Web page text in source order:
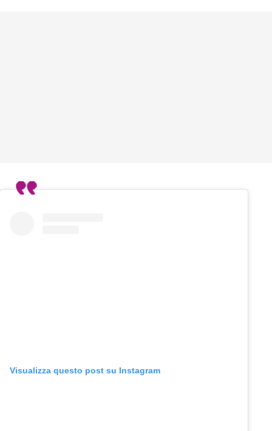
Visualizza questo post su Instagram